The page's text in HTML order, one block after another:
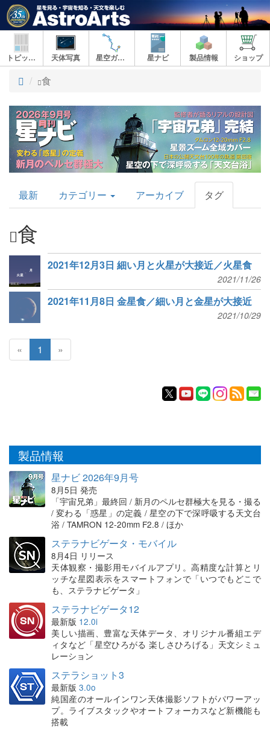
トピックス 天体写真 星空ガイド 星ナビ 製品情報 ショップ
ト
プ
食
AstroArts
Topics
最新 カテゴリー アーカイブ タグ
食
2021年12月3日 細い月と火星が大接近／火星食
2021/11/26
2021年11月8日 金星食／細い月と金星が大接近
2021/10/29
« 1 »
製品情報
星ナビ 2026年9月号
8月5日 発売
「宇宙兄弟」最終回 / 新月のペルセ群極大を見る・撮る
/ 変わる「惑星」の定義 / 星空の下で深呼吸する天文台
浴 / TAMRON 12-20mm F2.8 / ほか
ステラナビゲータ・モバイル
8月4日 リリース
天体観察・撮影用モバイルアプリ。高精度な計算とリ
ッチな星図表示をスマートフォンで「いつでもどこで
も、ステラナビゲータ」
ステラナビゲータ12
最新版 12.0i
美しい描画、豊富な天体データ、オリジナル番組エデ
ィタなど「星空ひろがる 楽しさひろげる」天文シミュ
レーション
ステラショット3
最新版 3.0o
純国産のオールインワン天体撮影ソフトがパワーアッ
プ。ライブスタックやオートフォーカスなど新機能も
搭載